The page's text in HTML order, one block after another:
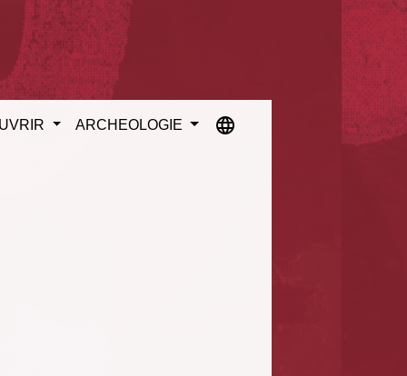
ARCHEOLOGIE language